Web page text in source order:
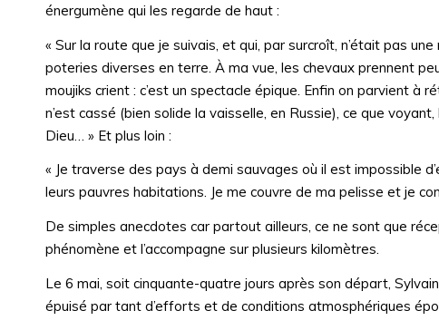
énergumène qui les regarde de haut :
« Sur la route que je suivais, et qui, par surcroît, n’était pas
poteries diverses en terre. À ma vue, les chevaux prennent
moujiks crient : c’est un spectacle épique. Enfin on parvient
n’est cassé (bien solide la vaisselle, en Russie), ce que
Dieu… » Et plus loin :
« Je traverse des pays à demi sauvages où il est impossible
leurs pauvres habitations. Je me couvre de ma pelisse et je
De simples anecdotes car partout ailleurs, ce ne sont que
phénomène et l’accompagne sur plusieurs kilomètres.
Le 6 mai, soit cinquante-quatre jours après son départ,
épuisé par tant d’efforts et de conditions atmosphériques